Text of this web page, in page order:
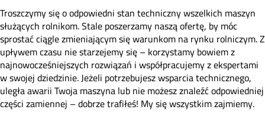
Troszczymy się o odpowiedni stan techniczny wszelkich maszyn
służących rolnikom. Stale poszerzamy naszą ofertę, by móc
sprostać ciągle zmieniającym się warunkom na rynku rolniczym. Z
upływem czasu nie starzejemy się – korzystamy bowiem z
najnowocześniejszych rozwiązań i współpracujemy z ekspertami
w swojej dziedzinie. Jeżeli potrzebujesz wsparcia technicznego,
uległa awarii Twoja maszyna lub nie możesz znaleźć odpowiedniej
części zamiennej – dobrze trafiłeś! My się wszystkim zajmiemy.